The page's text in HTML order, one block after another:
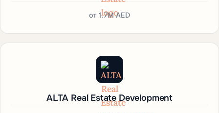
от 1.7M AED
ALTA Real Estate Development